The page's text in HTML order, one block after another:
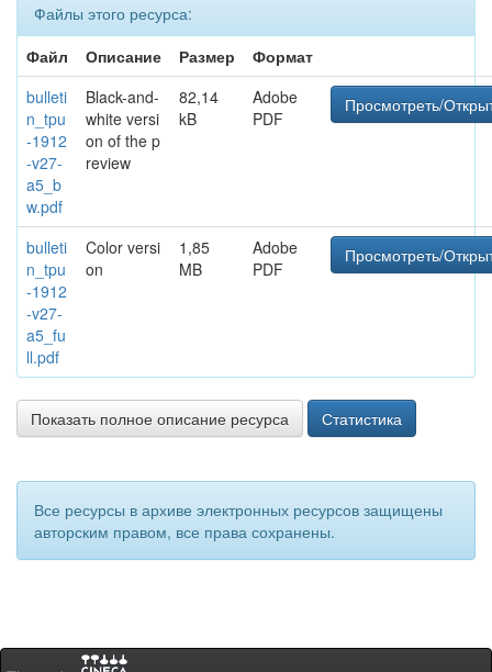
Файлы этого ресурса:
Файл
Описание Размер
Формат
bulleti
n_tpu
-1912
-v27-
a5_b
w.pdf
Black-and-
white versi
on of the p
review
82,14
kB
Adobe
PDF
Просмотреть/
bulleti
n_tpu
-1912
-v27-
a5_fu
ll.pdf
Color versi
on
1,85
MB
Adobe
PDF
Просмотреть/
Показать полное описание ресурса Статистика
Все ресурсы в архиве электронных ресурсов защищены
авторским правом, все права сохранены.